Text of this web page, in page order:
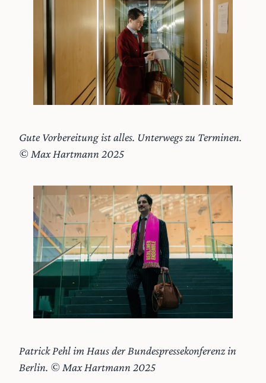
Gute Vorbereitung ist alles. Unterwegs zu Terminen.
© Max Hartmann 2025
Patrick Pehl im Haus der Bundespressekonferenz in
Berlin. © Max Hartmann 2025